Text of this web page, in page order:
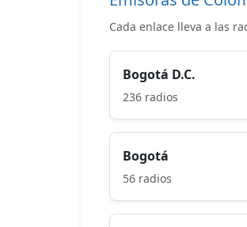
Cada enlace lleva a las
Bogotá D.C.
236 radios
Bogotá
56 radios